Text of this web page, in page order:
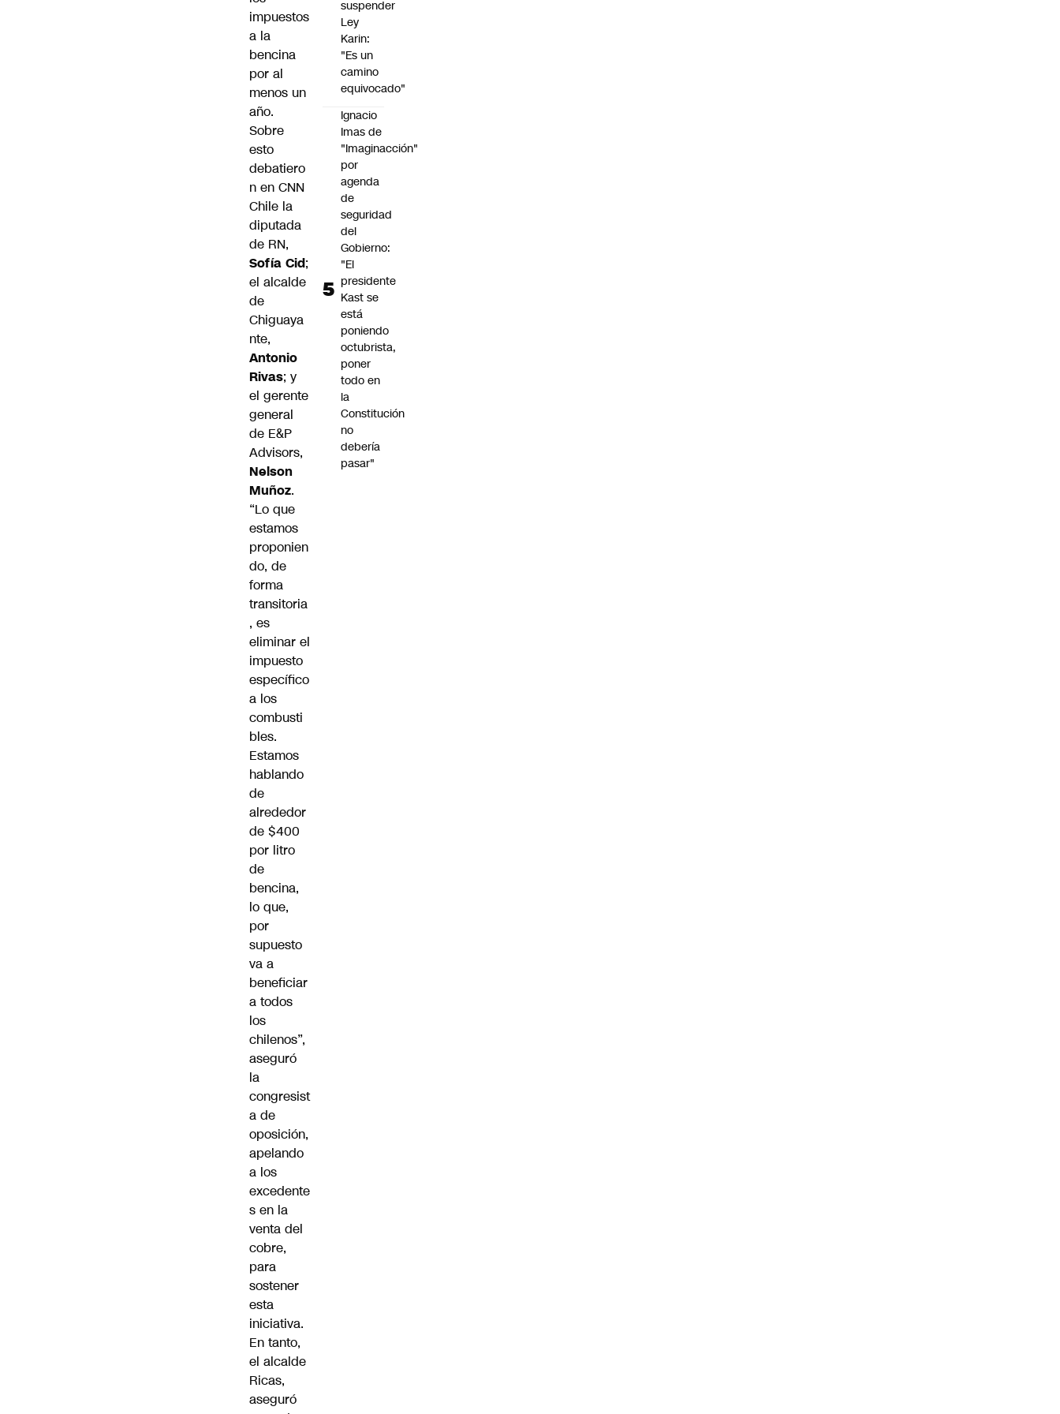
impuestos
a la
bencina
por al
menos un
año.
Sobre
esto
debatiero
n en CNN
Chile la
diputada
de RN,
Sofía Cid;
el alcalde
de
Chiguaya
nte,
Antonio
Rivas; y
el gerente
general
de E&P
Advisors,
Nelson
Muñoz.
“Lo que
estamos
proponien
do, de
forma
transitoria
, es
eliminar el
impuesto
específico
a los
combusti
bles.
Estamos
hablando
de
alrededor
de $400
por litro
de
bencina,
lo que,
por
supuesto
va a
beneficiar
a todos
los
chilenos”,
aseguró
la
congresist
a de
oposición,
apelando
a los
excedente
s en la
venta del
cobre,
para
sostener
esta
iniciativa.
En tanto,
el alcalde
Ricas,
aseguró
suspender
Ley
Karin:
"Es un
camino
equivocado"
Ignacio
Imas de
"Imaginacción"
por
agenda
de
seguridad
del
Gobierno:
"El
presidente
Kast se
está
poniendo
octubrista,
poner
todo en
la
Constitución
no
debería
pasar"